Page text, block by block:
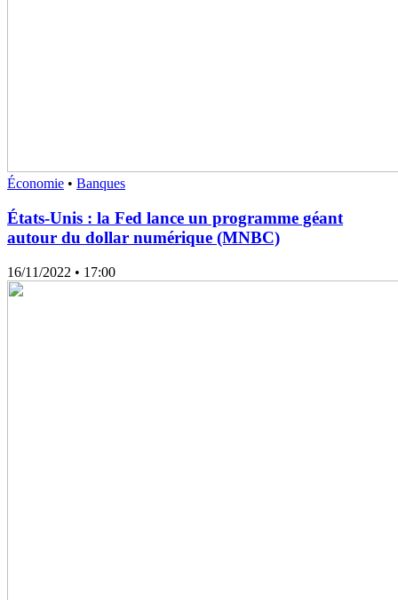
Économie • Banques
États-Unis : la Fed lance un programme géant
autour du dollar numérique (MNBC)
16/11/2022 • 17:00